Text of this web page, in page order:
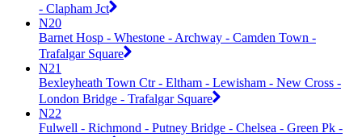
- Clapham Jct
N20
Barnet Hosp - Whestone - Archway - Camden Town -
Trafalgar Square
N21
Bexleyheath Town Ctr - Eltham - Lewisham - New Cross -
London Bridge - Trafalgar Square
N22
Fulwell - Richmond - Putney Bridge - Chelsea - Green Pk -